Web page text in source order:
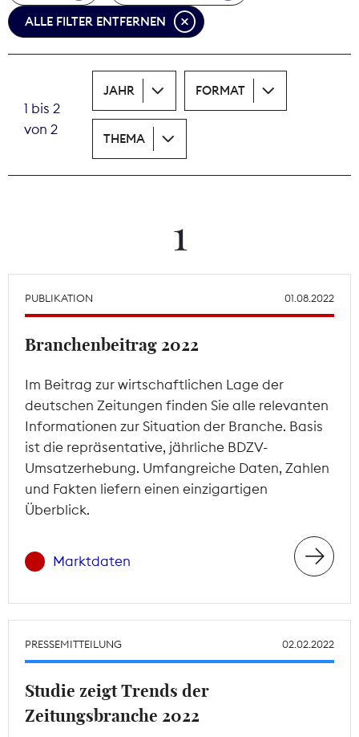
Pressefreiheit
Print
Recht
Tarifpolitik
Theodor-Wolff-Preis
Mitgliederbereich
ALLE FILTER ENTFERNEN
1 bis 2
von 2
JAHR FORMAT
THEMA
1
PUBLIKATION 01.08.2022
Branchenbeitrag 2022
Im Beitrag zur wirtschaftlichen Lage der
deutschen Zeitungen finden Sie alle relevanten
Informationen zur Situation der Branche. Basis
ist die repräsentative, jährliche BDZV-
Umsatzerhebung. Umfangreiche Daten, Zahlen
und Fakten liefern einen einzigartigen
Überblick.
Marktdaten
PRESSEMITTEILUNG 02.02.2022
Studie zeigt Trends der
Zeitungsbranche 2022